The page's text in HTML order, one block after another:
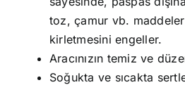
toz, çamur vb.
kirletmesini engeller.
Aracınızın temiz ve
Soğukta ve sıcakta